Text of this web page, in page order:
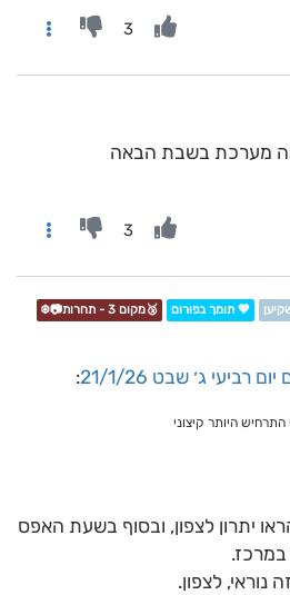
3
3
💖 תומך בפורום 🥉מקום 3 - תחרות📷❄️
רביעי ג׳ שבט 21/1/26 :
היותר קיצוני
יתרון לצפון, ובסוף בשעת האפס
לצפון.